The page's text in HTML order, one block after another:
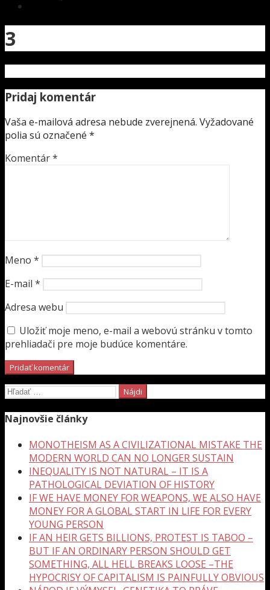
3
Pridaj komentár
Vaša e-mailová adresa nebude zverejnená. Vyžadované
polia sú označené *
Komentár*
Meno *
E-mail *
Adresa webu
Uložiť moje meno, e-mail a webovú stránku v tomto
prehliadači pre moje budúce komentáre.
Hľadať:
Najnovšie články
MONOTHEISM AS A CIVILIZATIONAL MISTAKE THE
MODERN WORLD CAN NO LONGER SUSTAIN
INEQUALITY IS NOT NATURAL – IT IS A
PATHOLOGICAL DEVIATION OF HISTORY
IF WE HAVE MONEY FOR WEAPONS, WE ALSO HAVE
MONEY FOR A GLOBAL START IN LIFE FOR EVERY
YOUNG PERSON
IF AN HEIR GETS BILLIONS, PROTEST IS TABOO –
BUT IF AN ORDINARY PERSON SHOULD GET
SOMETHING, ALL HELL BREAKS LOOSE –THE
HYPOCRISY OF CAPITALISM IS PAINFULLY OBVIOUS